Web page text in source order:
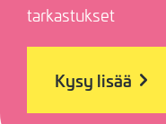
tarkastukset
Kysy lisää